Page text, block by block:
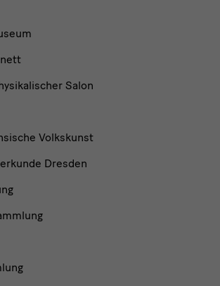
Salon
Volkskunst
Dresden